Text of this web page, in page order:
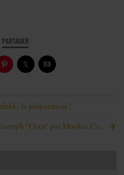
PARTAGER
: la préparation !
“Orca“ par Hookie Co.